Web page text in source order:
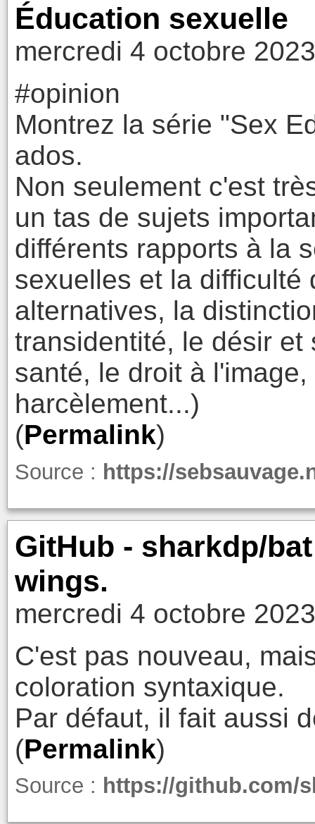
Éducation sexuelle
mercredi 4 octobre
#opinion
Montrez la série "Sex
ados.
Non seulement c'est
un tas de sujets
différents rapports à la
sexuelles et la difficulté
alternatives, la
transidentité, le désir
santé, le droit à
harcèlement...)
(Permalink)
Source : https://
GitHub - sharkdp/
wings.
mercredi 4 octobre
C'est pas nouveau,
coloration syntaxique.
Par défaut, il fait aussi
(Permalink)
Source : https://github.com/